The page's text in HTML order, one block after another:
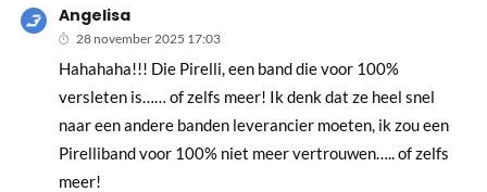
Angelisa
28 november 2025 17:03
Hahahaha!!! Die Pirelli, een band die voor 100%
versleten is…… of zelfs meer! Ik denk dat ze heel snel
naar een andere banden leverancier moeten, ik zou een
Pirelliband voor 100% niet meer vertrouwen….. of zelfs
meer!